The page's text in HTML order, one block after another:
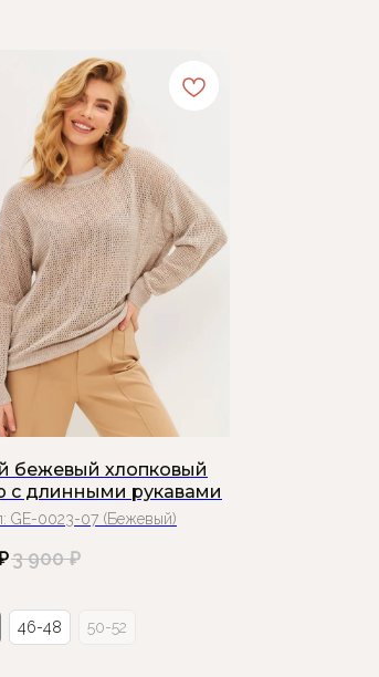
бежевый хлопковый
с длинными рукавами
GE-0023-07 (Бежевый)
3 900 ₽
46-48 50-52